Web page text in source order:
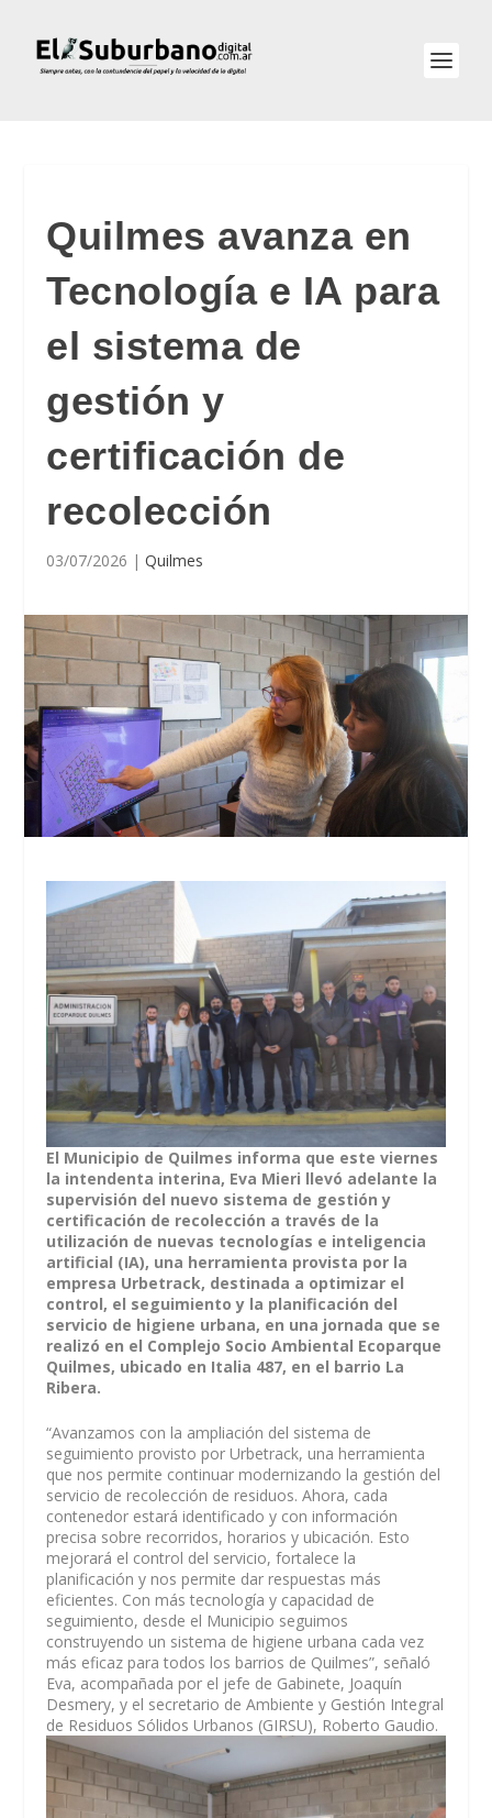
Quilmes avanza en
Tecnología e IA para
el sistema de
gestión y
certificación de
recolección
03/07/2026 |Quilmes
El Municipio de Quilmes informa que este viernes
la intendenta interina, Eva Mieri llevó adelante la
supervisión del nuevo sistema de gestión y
certificación de recolección a través de la
utilización de nuevas tecnologías e inteligencia
artificial (IA), una herramienta provista por la
empresa Urbetrack, destinada a optimizar el
control, el seguimiento y la planificación del
servicio de higiene urbana, en una jornada que se
realizó en el Complejo Socio Ambiental Ecoparque
Quilmes, ubicado en Italia 487, en el barrio La
Ribera.
“Avanzamos con la ampliación del sistema de
seguimiento provisto por Urbetrack, una herramienta
que nos permite continuar modernizando la gestión del
servicio de recolección de residuos. Ahora, cada
contenedor estará identificado y con información
precisa sobre recorridos, horarios y ubicación. Esto
mejorará el control del servicio, fortalece la
planificación y nos permite dar respuestas más
eficientes. Con más tecnología y capacidad de
seguimiento, desde el Municipio seguimos
construyendo un sistema de higiene urbana cada vez
más eficaz para todos los barrios de Quilmes”, señaló
Eva, acompañada por el jefe de Gabinete, Joaquín
Desmery, y el secretario de Ambiente y Gestión Integral
de Residuos Sólidos Urbanos (GIRSU), Roberto Gaudio.